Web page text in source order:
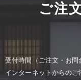
ご注
受付時間（ご注⽂・お
インターネットからの